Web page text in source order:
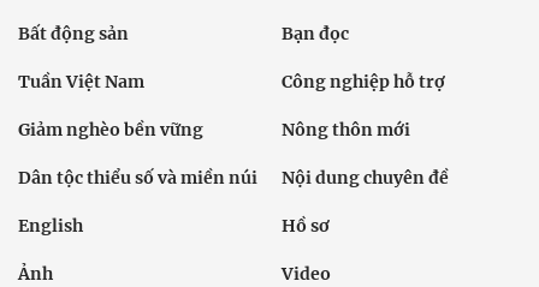
Bất động sản Bạn đọc
Tuần Việt Nam Công nghiệp hỗ trợ
Giảm nghèo bền vững Nông thôn mới
Dân tộc thiểu số và miền núi Nội dung chuyên đề
English Hồ sơ
Ảnh Video